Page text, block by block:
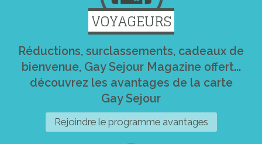
VOYAGEURS
Réductions, surclassements, cadeaux de
bienvenue, Gay Sejour Magazine offert...
découvrez les avantages de la carte
Gay Sejour
Rejoindre le programme avantages